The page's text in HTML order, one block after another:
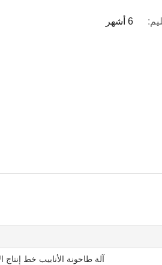
6 أشهر
آلة طاحونة الأنابيب خط إنتاج